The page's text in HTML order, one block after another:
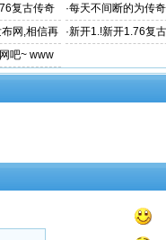
古传奇|176精品发
复古传奇
·每天不间断的为传
网,相信再
·新开1.!新开1.76复
吧~ www